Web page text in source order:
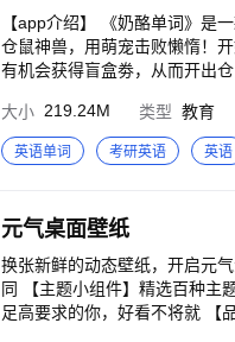
【app介绍】 《奶酪单词》是
仓鼠神兽，用萌宠击败懒惰！开始你记单词的自律之旅吧！ 【
有机会获得盲盒劵，从而开出
特定活动任务或触发隐藏的彩蛋后才可获得 【app特性】 ●高效率：轻松解决一词多
效率背单词 ●高颜值：页面可
句，可以在情景中记单词，跟
习，萌鼠每日上线提醒你打卡
你挑选，让学习更舒心 【写在最后】 你在使用产品过程中，如遇到任何问题或意见，请通过以下方式联系我们，让我
们解决与完善~ 官方邮箱：
大小 219.24M 类型 教育
英语单词 考研英语 英语
元气桌面壁纸
换张新鲜的动态壁纸，开启元
同 【主题小组件】精选百种主
足高要求的你，好看不将就 【